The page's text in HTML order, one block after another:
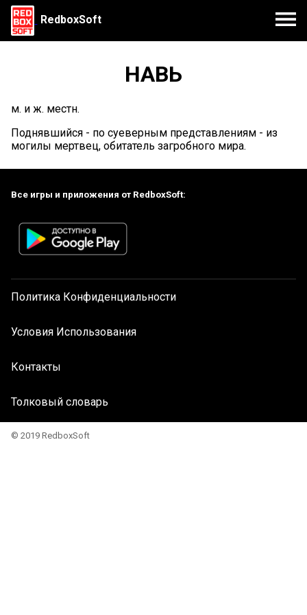
RedboxSoft
НАВЬ
м. и ж. местн.
Поднявшийся - по суеверным представлениям - из
могилы мертвец, обитатель загробного мира.
Все игры и приложения от RedboxSoft:
Политика Конфиденциальности
Условия Использования
Контакты
Толковый словарь
© 2019 RedboxSoft